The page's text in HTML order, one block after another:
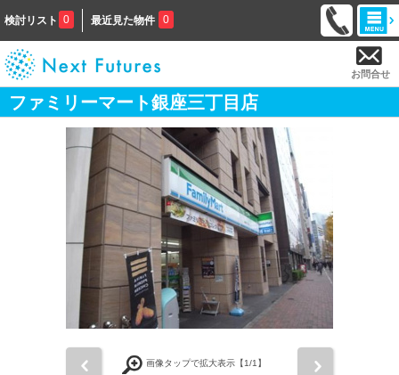
検討リスト 0 最近見た物件 0
お問合せ
ファミリーマート銀座三丁目店
画像タップで拡大表示【1/1】